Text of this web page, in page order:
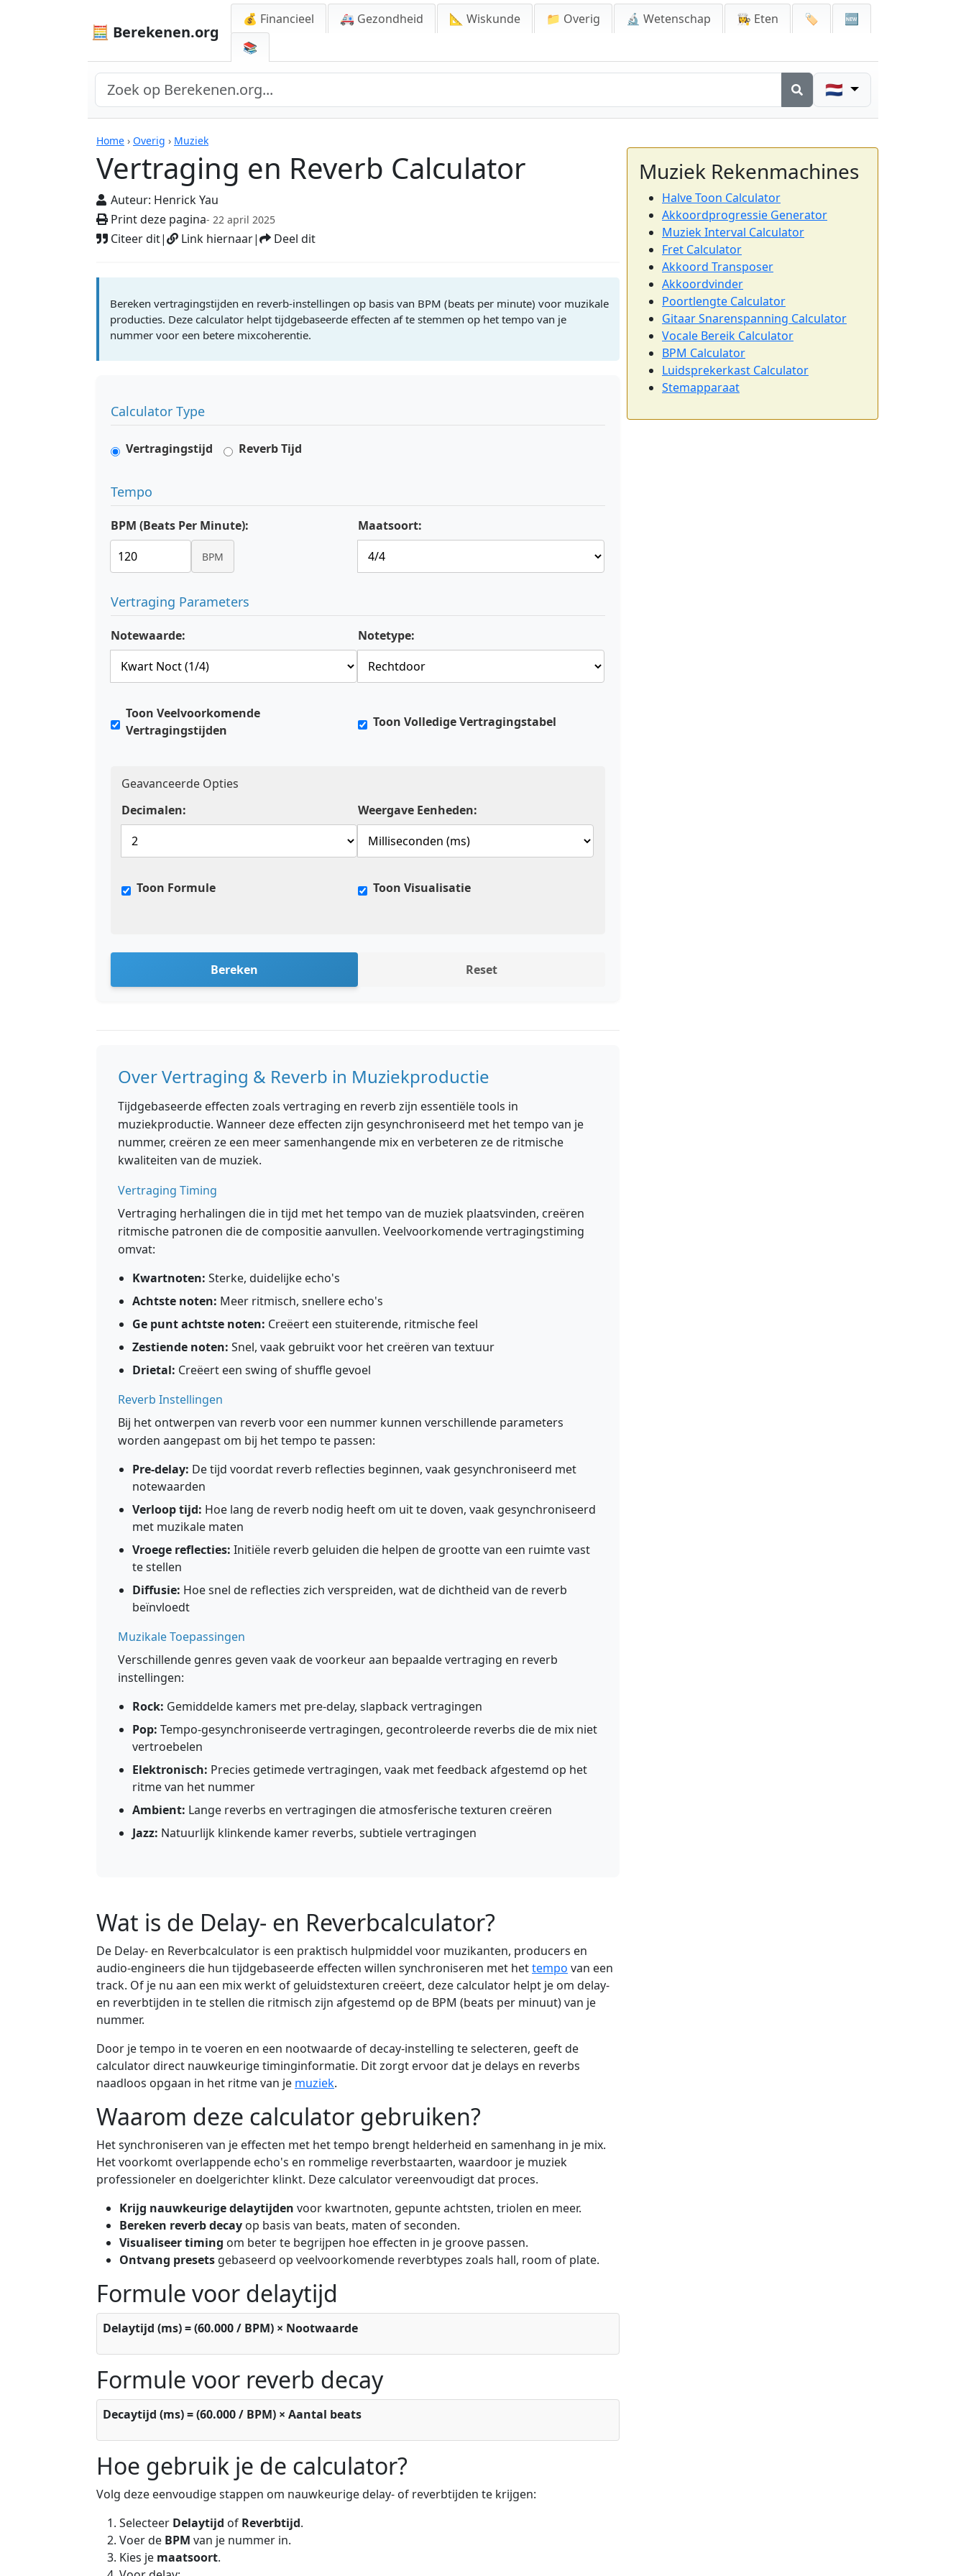
🧮 Berekenen.org
💰 Financieel 🚑 Gezondheid 📐 Wiskunde 📁 Overig 🔬 Wetenschap 👩‍🍳 Eten 🏷️
🆕
📚
🇳🇱
Home › Overig › Muziek
Vertraging en Reverb Calculator
Auteur: Henrick Yau
Print deze pagina- 22 april 2025
Citeer dit| Link hiernaar| Deel dit
Rekenmachines
Bereken vertragingstijden en reverb-instellingen op basis van BPM (beats per minute) voor muzikale
producties. Deze calculator helpt tijdgebaseerde effecten af te stemmen op het tempo van je
nummer voor een betere mixcoherentie.
Calculator Type
Vertragingstijd Reverb Tijd
Tempo
BPM (Beats Per Minute):
BPM
Maatsoort:
Vertraging Parameters
Notewaarde: Notetype:
Toon Veelvoorkomende
Vertragingstijden
Toon Volledige Vertragingstabel
Geavanceerde Opties
Decimalen:
Weergave Eenheden:
Toon Formule Toon Visualisatie
Bereken Reset
Over Vertraging & Reverb in Muziekproductie
Tijdgebaseerde effecten zoals vertraging en reverb zijn essentiële tools in
muziekproductie. Wanneer deze effecten zijn gesynchroniseerd met het tempo van je
nummer, creëren ze een meer samenhangende mix en verbeteren ze de ritmische
kwaliteiten van de muziek.
Vertraging Timing
Vertraging herhalingen die in tijd met het tempo van de muziek plaatsvinden, creëren
ritmische patronen die de compositie aanvullen. Veelvoorkomende vertragingstiming
omvat:
Kwartnoten: Sterke, duidelijke echo's
Achtste noten: Meer ritmisch, snellere echo's
Ge punt achtste noten: Creëert een stuiterende, ritmische feel
Zestiende noten: Snel, vaak gebruikt voor het creëren van textuur
Drietal: Creëert een swing of shuffle gevoel
Reverb Instellingen
Bij het ontwerpen van reverb voor een nummer kunnen verschillende parameters
worden aangepast om bij het tempo te passen:
Pre-delay: De tijd voordat reverb reflecties beginnen, vaak gesynchroniseerd met
notewaarden
Verloop tijd: Hoe lang de reverb nodig heeft om uit te doven, vaak gesynchroniseerd
met muzikale maten
Vroege reflecties: Initiële reverb geluiden die helpen de grootte van een ruimte vast
te stellen
Diffusie: Hoe snel de reflecties zich verspreiden, wat de dichtheid van de reverb
beïnvloedt
Muzikale Toepassingen
Verschillende genres geven vaak de voorkeur aan bepaalde vertraging en reverb
instellingen:
Rock: Gemiddelde kamers met pre-delay, slapback vertragingen
Pop: Tempo-gesynchroniseerde vertragingen, gecontroleerde reverbs die de mix niet
vertroebelen
Elektronisch: Precies getimede vertragingen, vaak met feedback afgestemd op het
ritme van het nummer
Ambient: Lange reverbs en vertragingen die atmosferische texturen creëren
Jazz: Natuurlijk klinkende kamer reverbs, subtiele vertragingen
Wat is de Delay- en Reverbcalculator?
De Delay- en Reverbcalculator is een praktisch hulpmiddel voor muzikanten, producers en
audio-engineers die hun tijdgebaseerde effecten willen synchroniseren met hettempo van een
track. Of je nu aan een mix werkt of geluidstexturen creëert, deze calculator helpt je om delay-
en reverbtijden in te stellen die ritmisch zijn afgestemd op de BPM (beats per minuut) van je
nummer.
Door je tempo in te voeren en een nootwaarde of decay-instelling te selecteren, geeft de
calculator direct nauwkeurige timinginformatie. Dit zorgt ervoor dat je delays en reverbs
naadloos opgaan in het ritme van je muziek.
Waarom deze calculator gebruiken?
Het synchroniseren van je effecten met het tempo brengt helderheid en samenhang in je mix.
Het voorkomt overlappende echo's en rommelige reverbstaarten, waardoor je muziek
professioneler en doelgerichter klinkt. Deze calculator vereenvoudigt dat proces.
Krijg nauwkeurige delaytijden voor kwartnoten, gepunte achtsten, triolen en meer.
Bereken reverb decay op basis van beats, maten of seconden.
Visualiseer timing om beter te begrijpen hoe effecten in je groove passen.
Ontvang presets gebaseerd op veelvoorkomende reverbtypes zoals hall, room of plate.
Formule voor delaytijd
Delaytijd (ms) = (60.000 / BPM) × Nootwaarde
Formule voor reverb decay
Decaytijd (ms) = (60.000 / BPM) × Aantal beats
Hoe gebruik je de calculator?
Volg deze eenvoudige stappen om nauwkeurige delay- of reverbtijden te krijgen:
Selecteer Delaytijd of Reverbtijd.
Voer de BPM van je nummer in.
Kies je maatsoort.
Muziek Rekenmachines
Halve Toon Calculator
Akkoordprogressie Generator
Muziek Interval Calculator
Fret Calculator
Akkoord Transposer
Akkoordvinder
Poortlengte Calculator
Gitaar Snarenspanning Calculator
Vocale Bereik Calculator
BPM Calculator
Luidsprekerkast Calculator
Stemapparaat